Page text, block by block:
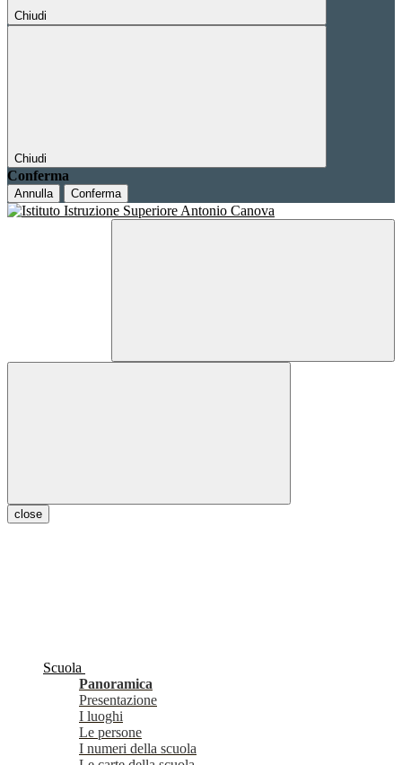
Chiudi
Chiudi
Conferma
Annulla Conferma
close
Scuola
Panoramica
Presentazione
I luoghi
Le persone
I numeri della scuola